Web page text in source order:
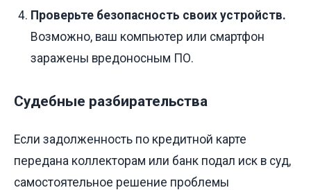
Проверьте безопасность своих устройств.
Возможно, ваш компьютер или смартфон
заражены вредоносным ПО.
Судебные разбирательства
Если задолженность по кредитной карте
передана коллекторам или банк подал иск в суд,
самостоятельное решение проблемы